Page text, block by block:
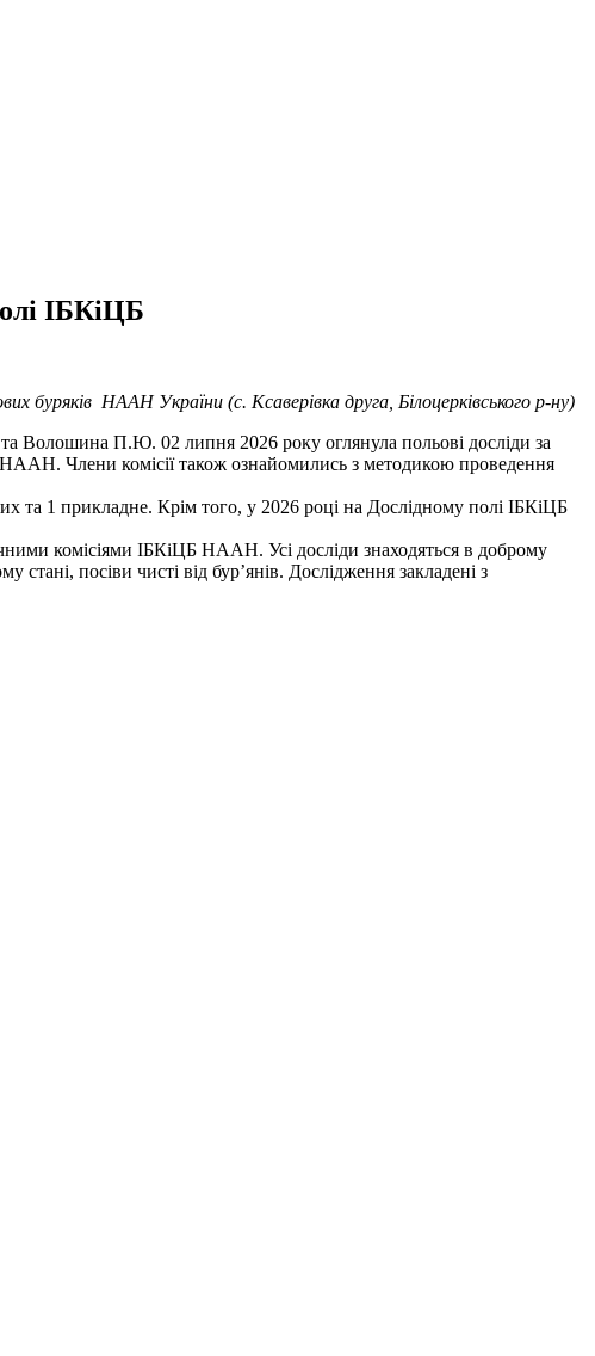
ІБКіЦБ
буряків HAAH України (с. Ксаверівка друга, Білоцерківського р-ну)
П.Ю. 02 липня 2026 року оглянула польові досліди за
НААН. Члени комісії також ознайомились з методикою проведення
та 1 прикладне. Крім того, у 2026 році на Дослідному полі ІБКіЦБ
комісіями ІБКіЦБ НААН. Усі досліди знаходяться в доброму
стані, посіви чисті від бур’янів. Дослідження закладені з